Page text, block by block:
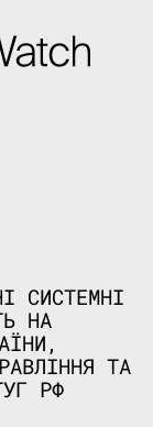
СИСТЕМНІ
НА
ТА
РФ